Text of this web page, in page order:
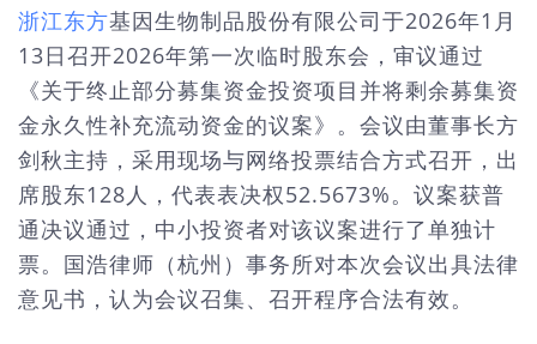
浙江东方基因生物制品股份有限公司于2026年1月
13日召开2026年第一次临时股东会，审议通过
《关于终止部分募集资金投资项目并将剩余募集资
金永久性补充流动资金的议案》。会议由董事长方
剑秋主持，采用现场与网络投票结合方式召开，出
席股东128人，代表表决权52.5673%。议案获普
通决议通过，中小投资者对该议案进行了单独计
票。国浩律师（杭州）事务所对本次会议出具法律
意见书，认为会议召集、召开程序合法有效。